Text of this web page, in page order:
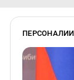
ПЕРСОНАЛИИ